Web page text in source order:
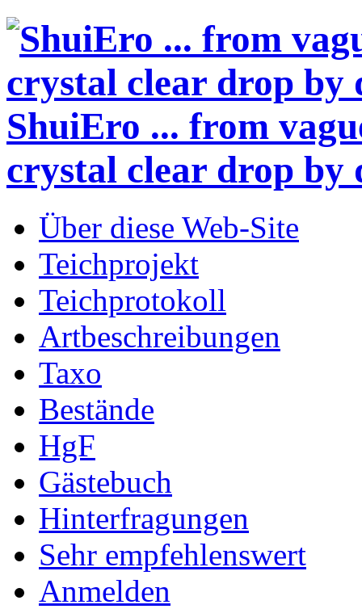
ShuiEro ... from
crystal clear drop by
Über diese Web-Site
Teichprojekt
Teichprotokoll
Artbeschreibungen
Taxo
Bestände
HgF
Gästebuch
Hinterfragungen
Sehr empfehlenswert
Anmelden